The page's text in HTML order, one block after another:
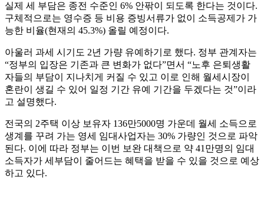
실제 세 부담은 종전 수준인 6% 안팎이 되도록 한다는 것이다.
구체적으로는 영수증 등 비용 증빙서류가 없이 소득공제가 가
능한 비율(현재의 45.3%) 올릴 예정이다.
아울러 과세 시기도 2년 가량 유예하기로 했다. 정부 관계자는
“정부의 입장은 기존과 큰 변화가 없다”면서 “노후 은퇴생활
자들의 부담이 지나치게 커질 수 있고 이로 인해 월세시장이
혼란이 생길 수 있어 일정 기간 유예 기간을 두겠다는 것”이라
고 설명했다.
전국의 2주택 이상 보유자 136만5000명 가운데 월세 소득으로
생계를 꾸려 가는 영세 임대사업자는 30% 가량인 것으로 파악
된다. 이에 따라 정부는 이번 보완 대책으로 약 41만명의 임대
소득자가 세부담이 줄어드는 혜택을 받을 수 있을 것으로 예상
하고 있다.